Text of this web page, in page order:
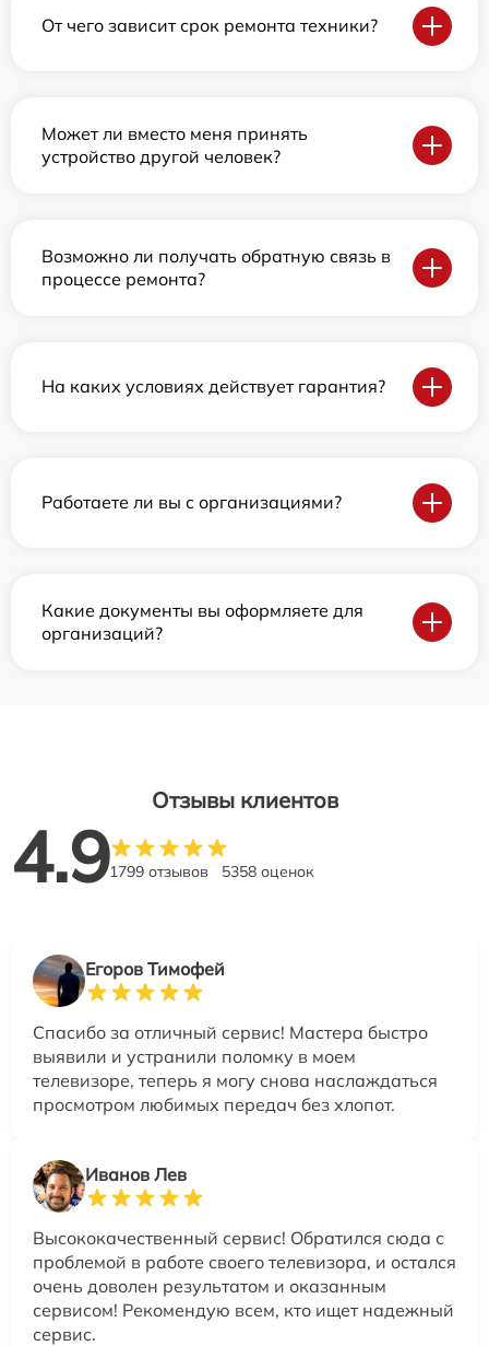
От чего зависит срок ремонта техники?
Может ли вместо меня принять
устройство другой человек?
Возможно ли получать обратную связь в
процессе ремонта?
На каких условиях действует гарантия?
Работаете ли вы с организациями?
Какие документы вы оформляете для
организаций?
Отзывы клиентов
4.91799 отзывов 5358 оценок
Егоров Тимофей
Спасибо за отличный сервис! Мастера быстро
выявили и устранили поломку в моем
телевизоре, теперь я могу снова наслаждаться
просмотром любимых передач без хлопот.
Иванов Лев
Высококачественный сервис! Обратился сюда с
проблемой в работе своего телевизора, и остался
очень доволен результатом и оказанным
сервисом! Рекомендую всем, кто ищет надежный
сервис.